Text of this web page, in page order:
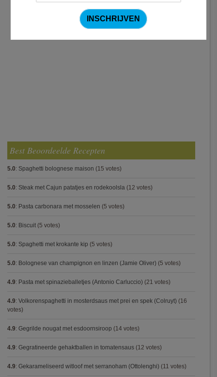
Best Beoordeelde Recepten
5.0: Spaghetti bolognese maison (15 votes)
5.0: Steak met Cajun patatjes en rodekoolsla (12 votes)
5.0: Pasta carbonara met mosselen (5 votes)
5.0: Biscuit (5 votes)
5.0: Spaghetti met krokante kip (5 votes)
5.0: Bolognese van champignon en linzen (Jamie Oliver) (5 votes)
4.9: Pasta met spinazieballetjes (Antonio Carluccio) (21 votes)
4.9: Volkorenspaghetti in mosterdsaus met prei en spek (Colruyt) (16
votes)
4.9: Gegrilde nougat met esdoornsiroop (14 votes)
4.9: Gegratineerde gehaktballen in tomatensaus (12 votes)
4.9: Gekarameliseerd witloof met serranoham (Ottolenghi) (11 votes)